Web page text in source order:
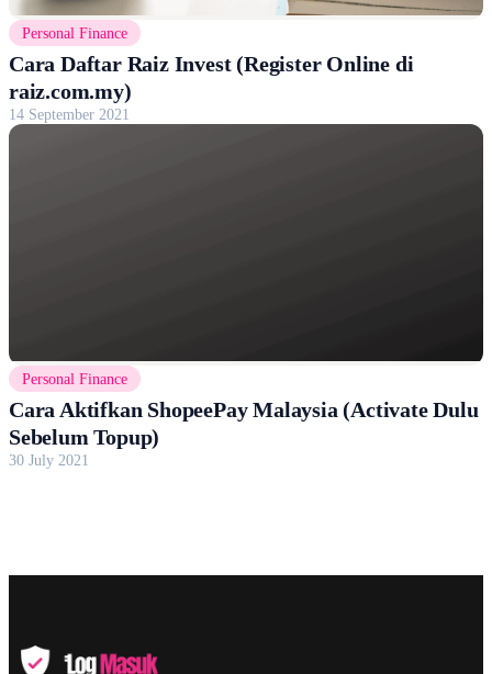
Personal Finance
Cara Daftar Raiz Invest (Register Online di
raiz.com.my)
14 September 2021
Personal Finance
Cara Aktifkan ShopeePay Malaysia (Activate Dulu
Sebelum Topup)
30 July 2021